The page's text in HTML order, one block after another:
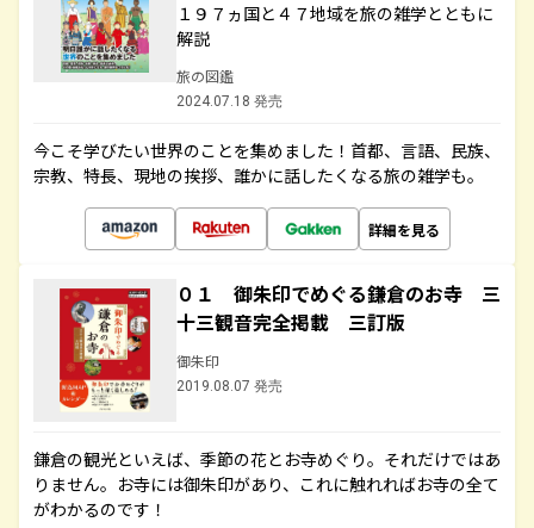
１９７ヵ国と４７地域を旅の雑学とともに
解説
旅の図鑑
2024.07.18 発売
今こそ学びたい世界のことを集めました！首都、言語、民族、
宗教、特長、現地の挨拶、誰かに話したくなる旅の雑学も。
詳細を見る
０１ 御朱印でめぐる鎌倉のお寺 三
十三観音完全掲載 三訂版
御朱印
2019.08.07 発売
鎌倉の観光といえば、季節の花とお寺めぐり。それだけではあ
りません。お寺には御朱印があり、これに触れればお寺の全て
がわかるのです！